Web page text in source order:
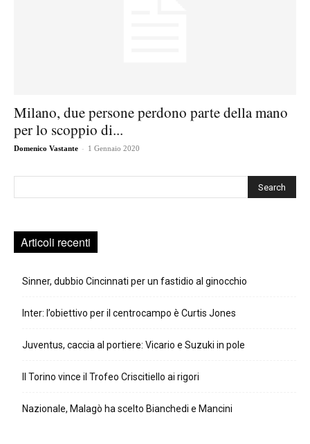
Milano, due persone perdono parte della mano
per lo scoppio di...
Domenico Vastante - 1 Gennaio 2020
Articoli recenti
Sinner, dubbio Cincinnati per un fastidio al ginocchio
Inter: l’obiettivo per il centrocampo è Curtis Jones
Juventus, caccia al portiere: Vicario e Suzuki in pole
Il Torino vince il Trofeo Criscitiello ai rigori
Nazionale, Malagò ha scelto Bianchedi e Mancini